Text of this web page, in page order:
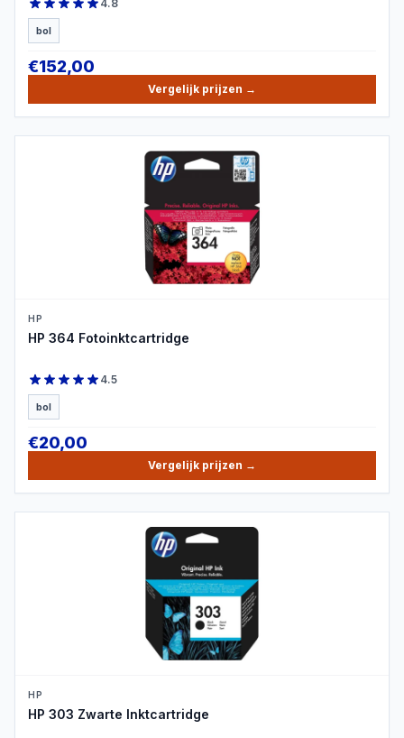
4.8
bol
€152,00
Vergelijk prijzen →
PRODUCTBEELD
HP
HP 364 Fotoinktcartridge
4.5
bol
€20,00
Vergelijk prijzen →
PRODUCTBEELD
HP
HP 303 Zwarte Inktcartridge